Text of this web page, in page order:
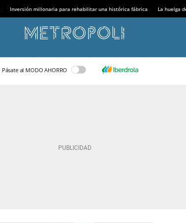
Inversión millonaria para rehabilitar una histórica fábrica La huelga
Pásate al MODO AHORRO